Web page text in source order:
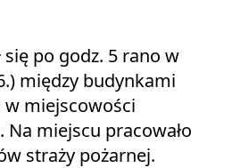
się po godz. 5 rano w
między budynkami
miejscowości
Na miejscu pracowało
straży pożarnej.